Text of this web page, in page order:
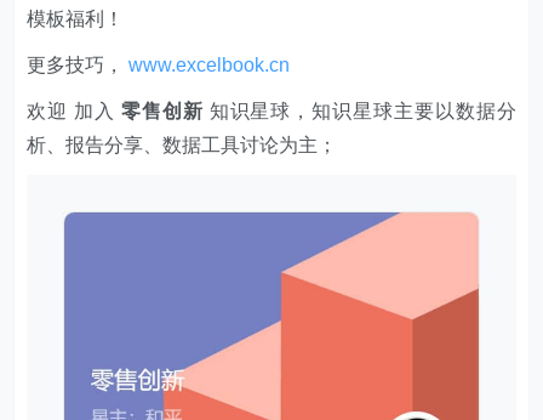
模板福利​​​​！
更多技巧，www.excelbook.cn
欢迎 加入 零售创新 知识星球，知识星球主要以数据分
析、报告分享、数据工具讨论为主；